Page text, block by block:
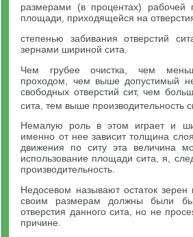
размерами (в процентах) рабочей
площади, приходящейся на
степенью забивания отверстий
зернами шириной сита.
Чем грубее очистка, чем
проходом, чем выше допустимый
свободных отверстий сит, чем
сита, тем выше производительность
Немалую роль в этом играет и
именно от нее зависит толщина
движения по ситу эта величина
использование площади сита, я,
производительность.
Недосевом называют остаток
своим размерам должны были бы
отверстия данного сита, но не
причине.